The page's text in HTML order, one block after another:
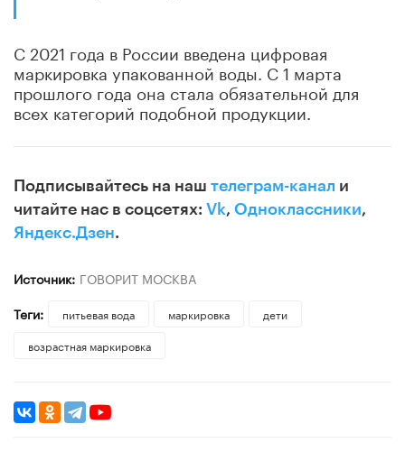
С 2021 года в России введена цифровая
маркировка упакованной воды. С 1 марта
прошлого года она стала обязательной для
всех категорий подобной продукции.
Подписывайтесь на наш телеграм-канал и
читайте нас в соцсетях: Vk, Одноклассники,
Яндекс.Дзен.
Источник: ГОВОРИТ МОСКВА
Теги:
питьевая вода маркировка
дети
возрастная маркировка